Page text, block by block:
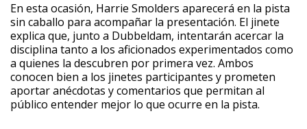
En esta ocasión, Harrie Smolders aparecerá en la pista
sin caballo para acompañar la presentación. El jinete
explica que, junto a Dubbeldam, intentarán acercar la
disciplina tanto a los aficionados experimentados como
a quienes la descubren por primera vez. Ambos
conocen bien a los jinetes participantes y prometen
aportar anécdotas y comentarios que permitan al
público entender mejor lo que ocurre en la pista.